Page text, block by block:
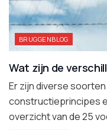
BRUGGENBLOG
Wat zijn de
Er zijn diverse
constructieprincipes
overzicht van de 25